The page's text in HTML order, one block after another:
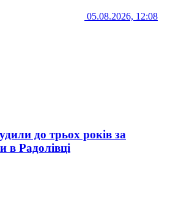
05.08.2026, 12:08
до трьох років за
в Радолівці